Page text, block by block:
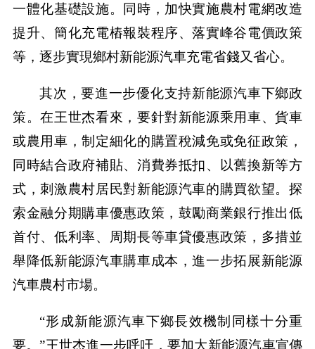
一體化基礎設施。同時，加快實施農村電網改造
提升、簡化充電樁報裝程序、落實峰谷電價政策
等，逐步實現鄉村新能源汽車充電省錢又省心。
其次，要進一步優化支持新能源汽車下鄉政
策。在王世杰看來，要針對新能源乘用車、貨車
或農用車，制定細化的購置稅減免或免征政策，
同時結合政府補貼、消費券抵扣、以舊換新等方
式，刺激農村居民對新能源汽車的購買欲望。探
索金融分期購車優惠政策，鼓勵商業銀行推出低
首付、低利率、周期長等車貸優惠政策，多措並
舉降低新能源汽車購車成本，進一步拓展新能源
汽車農村市場。
“形成新能源汽車下鄉長效機制同樣十分重
要。”王世杰進一步呼吁，要加大新能源汽車宣傳